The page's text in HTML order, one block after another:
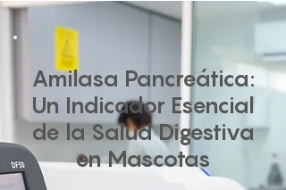
Amilasa Pancreática:
Un Indicador Esencial
de la Salud Digestiva
en Mascotas